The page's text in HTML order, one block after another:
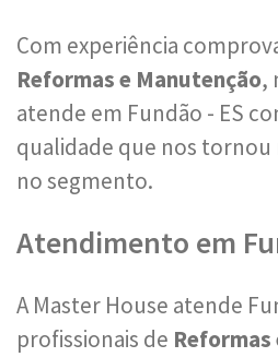
Com experiência
Reformas e Manutenção,
atende em Fundão - ES
qualidade que nos
no segmento.
Atendimento em
A Master House atende
profissionais de